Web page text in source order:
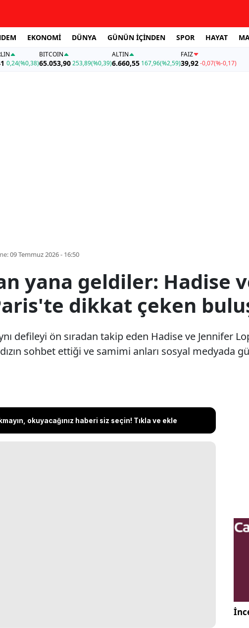
EKONOMİ DÜNYA GÜNÜN İÇİNDEN SPOR HAYAT
0,24(%0,38)
BITCOIN
65.053,90253,89(%0,39)
ALTIN
6.660,55 167,96(%2,59)
FAİZ
39,92-0,07(%-0,17)
09 Temmuz 2026 - 16:50
yana geldiler: Hadise
dikkat çeken
defileyi ön sıradan takip eden Hadise ve Jennifer
sohbet ettiği ve samimi anları sosyal medyada
okuyacağınız haberi siz seçin! Tıkla ve ekle